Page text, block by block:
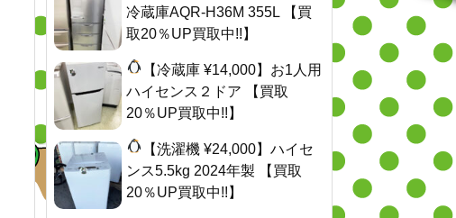
冷蔵庫AQR-H36M 355L 【買
取20％UP買取中!!】
【冷蔵庫 ¥14,000】お1人用
ハイセンス２ドア 【買取
20％UP買取中!!】
【洗濯機 ¥24,000】ハイセ
ンス5.5kg 2024年製 【買取
20％UP買取中!!】